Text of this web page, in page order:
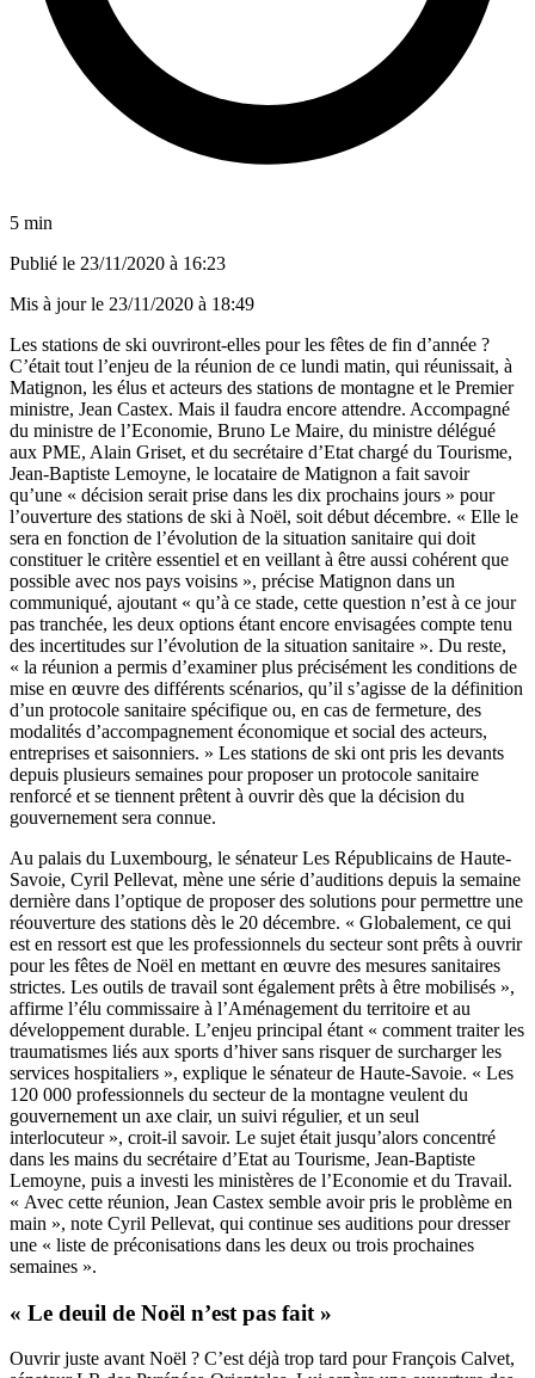
5 min
Publié le 23/11/2020 à 16:23
Mis à jour le 23/11/2020 à 18:49
Les stations de ski ouvriront-elles pour les fêtes de fin d’année ?
C’était tout l’enjeu de la réunion de ce lundi matin, qui réunissait, à
Matignon, les élus et acteurs des stations de montagne et le Premier
ministre, Jean Castex. Mais il faudra encore attendre. Accompagné
du ministre de l’Economie, Bruno Le Maire, du ministre délégué
aux PME, Alain Griset, et du secrétaire d’Etat chargé du Tourisme,
Jean-Baptiste Lemoyne, le locataire de Matignon a fait savoir
qu’une « décision serait prise dans les dix prochains jours » pour
l’ouverture des stations de ski à Noël, soit début décembre. « Elle le
sera en fonction de l’évolution de la situation sanitaire qui doit
constituer le critère essentiel et en veillant à être aussi cohérent que
possible avec nos pays voisins », précise Matignon dans un
communiqué, ajoutant « qu’à ce stade, cette question n’est à ce jour
pas tranchée, les deux options étant encore envisagées compte tenu
des incertitudes sur l’évolution de la situation sanitaire ». Du reste,
« la réunion a permis d’examiner plus précisément les conditions de
mise en œuvre des différents scénarios, qu’il s’agisse de la définition
d’un protocole sanitaire spécifique ou, en cas de fermeture, des
modalités d’accompagnement économique et social des acteurs,
entreprises et saisonniers. » Les stations de ski ont pris les devants
depuis plusieurs semaines pour proposer un protocole sanitaire
renforcé et se tiennent prêtent à ouvrir dès que la décision du
gouvernement sera connue.
Au palais du Luxembourg, le sénateur Les Républicains de Haute-
Savoie, Cyril Pellevat, mène une série d’auditions depuis la semaine
dernière dans l’optique de proposer des solutions pour permettre une
réouverture des stations dès le 20 décembre. « Globalement, ce qui
est en ressort est que les professionnels du secteur sont prêts à ouvrir
pour les fêtes de Noël en mettant en œuvre des mesures sanitaires
strictes. Les outils de travail sont également prêts à être mobilisés »,
affirme l’élu commissaire à l’Aménagement du territoire et au
développement durable. L’enjeu principal étant « comment traiter les
traumatismes liés aux sports d’hiver sans risquer de surcharger les
services hospitaliers », explique le sénateur de Haute-Savoie. « Les
120 000 professionnels du secteur de la montagne veulent du
gouvernement un axe clair, un suivi régulier, et un seul
interlocuteur », croit-il savoir. Le sujet était jusqu’alors concentré
dans les mains du secrétaire d’Etat au Tourisme, Jean-Baptiste
Lemoyne, puis a investi les ministères de l’Economie et du Travail.
« Avec cette réunion, Jean Castex semble avoir pris le problème en
main », note Cyril Pellevat, qui continue ses auditions pour dresser
une « liste de préconisations dans les deux ou trois prochaines
semaines ».
« Le deuil de Noël n’est pas fait »
Ouvrir juste avant Noël ? C’est déjà trop tard pour François Calvet,